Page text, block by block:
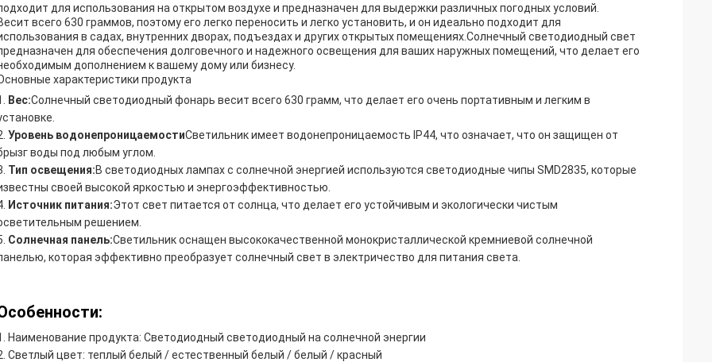
для использования на открытом воздухе и предназначен для выдержки различных погодных условий.
всего 630 граммов, поэтому его легко переносить и легко установить, и он идеально подходит для
в садах, внутренних дворах, подъездах и других открытых помещениях.Солнечный светодиодный свет
для обеспечения долговечного и надежного освещения для ваших наружных помещений, что делает его
дополнением к вашему дому или бизнесу.
характеристики продукта
Вес:Солнечный светодиодный фонарь весит всего 630 грамм, что делает его очень портативным и легким в
Уровень водонепроницаемостиСветильник имеет водонепроницаемость IP44, что означает, что он защищен от
воды под любым углом.
Тип освещения:В светодиодных лампах с солнечной энергией используются светодиодные чипы SMD2835, которые
своей высокой яркостью и энергоэффективностью.
Источник питания:Этот свет питается от солнца, что делает его устойчивым и экологически чистым
решением.
Солнечная панель:Светильник оснащен высококачественной монокристаллической кремниевой солнечной
которая эффективно преобразует солнечный свет в электричество для питания света.
Наименование продукта: Светодиодный светодиодный на солнечной энергии
Светлый цвет: теплый белый / естественный белый / белый / красный